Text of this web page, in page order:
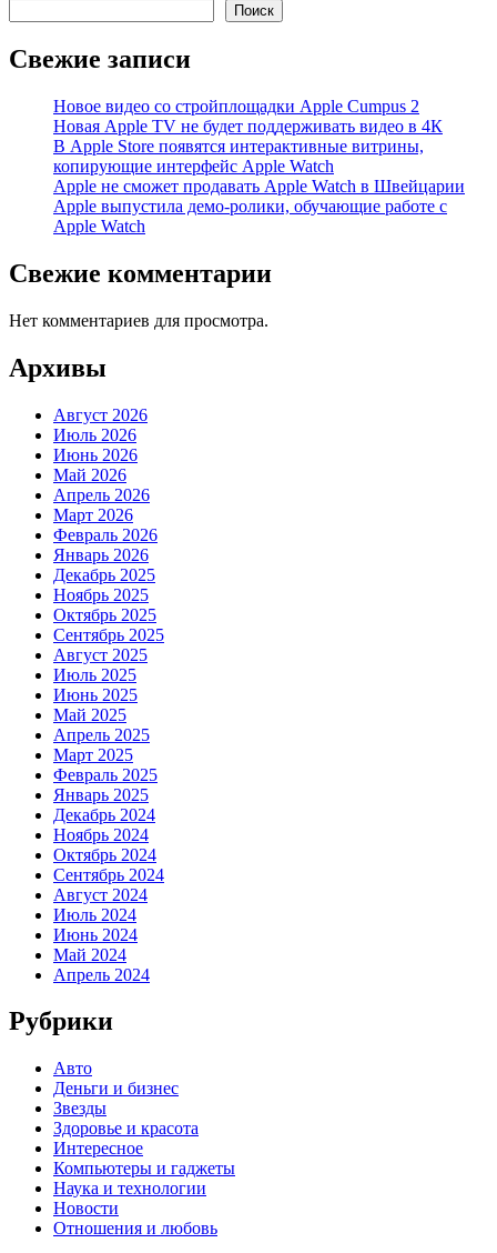
Поиск
Свежие записи
Новое видео со стройплощадки Apple Cumpus 2
Новая Apple TV не будет поддерживать видео в 4К
В Apple Store появятся интерактивные витрины,
копирующие интерфейс Apple Watch
Apple не сможет продавать Apple Watch в Швейцарии
Apple выпустила демо-ролики, обучающие работе с
Apple Watch
Свежие комментарии
Нет комментариев для просмотра.
Архивы
Август 2026
Июль 2026
Июнь 2026
Май 2026
Апрель 2026
Март 2026
Февраль 2026
Январь 2026
Декабрь 2025
Ноябрь 2025
Октябрь 2025
Сентябрь 2025
Август 2025
Июль 2025
Июнь 2025
Май 2025
Апрель 2025
Март 2025
Февраль 2025
Январь 2025
Декабрь 2024
Ноябрь 2024
Октябрь 2024
Сентябрь 2024
Август 2024
Июль 2024
Июнь 2024
Май 2024
Апрель 2024
Рубрики
Авто
Деньги и бизнес
Звезды
Здоровье и красота
Интересное
Компьютеры и гаджеты
Наука и технологии
Новости
Отношения и любовь